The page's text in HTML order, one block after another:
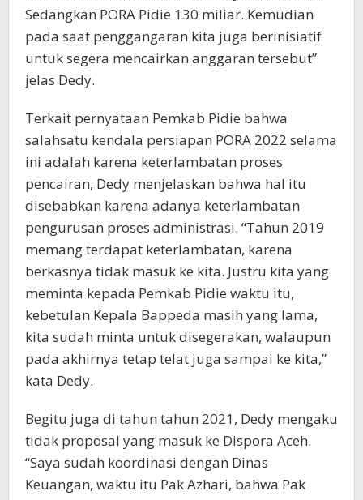
Sedangkan PORA Pidie 130 miliar. Kemudian
pada saat penggangaran kita juga berinisiatif
untuk segera mencairkan anggaran tersebut”
jelas Dedy.
Terkait pernyataan Pemkab Pidie bahwa
salahsatu kendala persiapan PORA 2022 selama
ini adalah karena keterlambatan proses
pencairan, Dedy menjelaskan bahwa hal itu
disebabkan karena adanya keterlambatan
pengurusan proses administrasi. “Tahun 2019
memang terdapat keterlambatan, karena
berkasnya tidak masuk ke kita. Justru kita yang
meminta kepada Pemkab Pidie waktu itu,
kebetulan Kepala Bappeda masih yang lama,
kita sudah minta untuk disegerakan, walaupun
pada akhirnya tetap telat juga sampai ke kita,”
kata Dedy.
Begitu juga di tahun tahun 2021, Dedy mengaku
tidak proposal yang masuk ke Dispora Aceh.
“Saya sudah koordinasi dengan Dinas
Keuangan, waktu itu Pak Azhari, bahwa Pak